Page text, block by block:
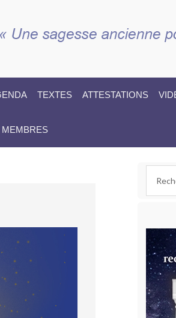
TEXTES ATTESTATIONS
MEMBRES